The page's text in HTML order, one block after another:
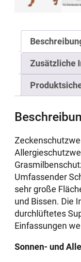
Zusätzliche
Umfassender
sehr große
und Bissen. Die
durchlüftetes
Einfassungen
Sonnen- und